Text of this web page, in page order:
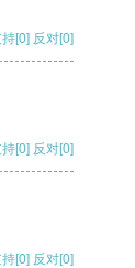
[0] 反对[0]
[0] 反对[0]
[0] 反对[0]